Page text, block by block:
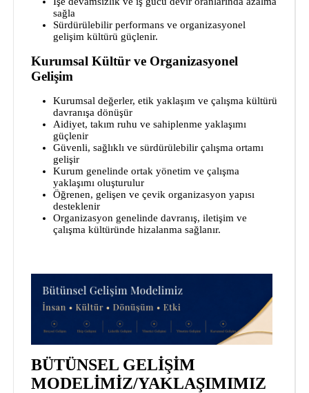
sağla
Sürdürülebilir performans ve organizasyonel
gelişim kültürü güçlenir.
Kurumsal Kültür ve Organizasyonel
Gelişim
Kurumsal değerler, etik yaklaşım ve çalışma kültürü
davranışa dönüşür
Aidiyet, takım ruhu ve sahiplenme yaklaşımı
güçlenir
Güvenli, sağlıklı ve sürdürülebilir çalışma ortamı
gelişir
Kurum genelinde ortak yönetim ve çalışma
yaklaşımı oluşturulur
Öğrenen, gelişen ve çevik organizasyon yapısı
desteklenir
Organizasyon genelinde davranış, iletişim ve
çalışma kültüründe hizalanma sağlanır.
BÜTÜNSEL GELİŞİM
MODELİMİZ/YAKLAŞIMIMIZ